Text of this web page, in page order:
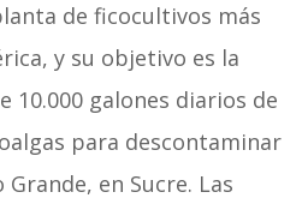
de ficocultivos más
y su objetivo es la
10.000 galones diarios de
para descontaminar
en Sucre. Las